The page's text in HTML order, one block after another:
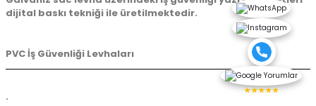
dijital baskı tekniği ile üretilmektedir.
PVC İş Güvenliği Levhaları
.
★★★★★